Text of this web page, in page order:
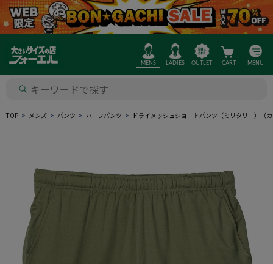
MENS LADIES OUTLET CART MENU
TOP メンズ パンツ ハーフパンツ ドライメッシュショートパンツ（ミリタリー）（